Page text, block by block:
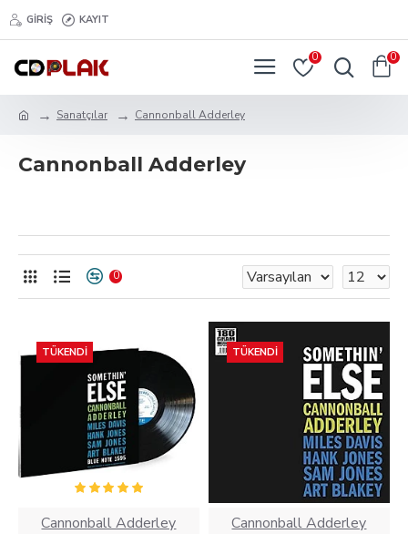
GIRIŞ KAYIT
0 0
Sanatçılar Cannonball Adderley
Cannonball Adderley
0
TÜKENDI
Cannonball Adderley
TÜKENDI
Cannonball Adderley